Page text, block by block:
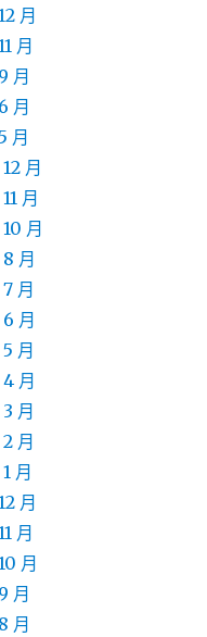
月
月
月
月
月
月
月
月
月
月
月
月
月
月
月
月
月
月
月
月
月